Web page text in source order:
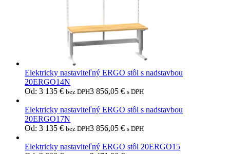
Elektricky nastaviteľný ERGO stôl s nadstavbou
20ERGO14N
Od: 3 135 € bez DPH3 856,05 € s DPH
Elektricky nastaviteľný ERGO stôl s nadstavbou
20ERGO17N
Od: 3 135 € bez DPH3 856,05 € s DPH
Elektricky nastaviteľný ERGO stôl 20ERGO15